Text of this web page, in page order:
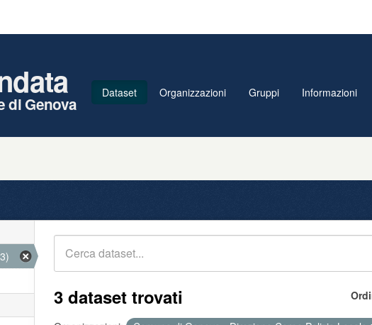
di Genova
Dataset Organizzazioni Gruppi Informazioni
3 dataset trovati